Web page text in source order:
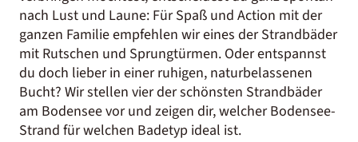
nach Lust und Laune: Für Spaß und Action mit der
ganzen Familie empfehlen wir eines der Strandbäder
mit Rutschen und Sprungtürmen. Oder entspannst
du doch lieber in einer ruhigen, naturbelassenen
Bucht? Wir stellen vier der schönsten Strandbäder
am Bodensee vor und zeigen dir, welcher Bodensee-
Strand für welchen Badetyp ideal ist.